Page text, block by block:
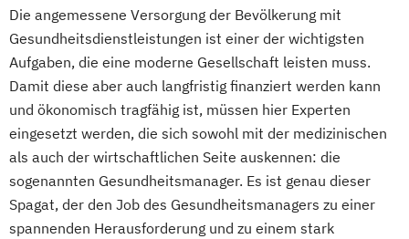
Online-Marketing & Marketingmanagement
Prävention & Gesundheitsförderung
Prävention
Sporttherapie und
Gesundheitsmanagement
Sportbusiness Management
Sportwissenschaft und Training
Tourismus Management
Die angemessene Versorgung der Bevölkerung mit
Gesundheitsdienstleistungen ist einer der wichtigsten
Aufgaben, die eine moderne Gesellschaft leisten muss.
Damit diese aber auch langfristig finanziert werden kann
und ökonomisch tragfähig ist, müssen hier Experten
eingesetzt werden, die sich sowohl mit der medizinischen
als auch der wirtschaftlichen Seite auskennen: die
sogenannten Gesundheitsmanager. Es ist genau dieser
Spagat, der den Job des Gesundheitsmanagers zu einer
spannenden Herausforderung und zu einem stark